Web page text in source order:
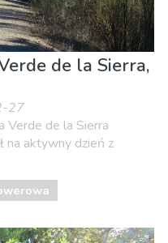
de la Sierra,
27
Verde de la Sierra
na aktywny dzień z